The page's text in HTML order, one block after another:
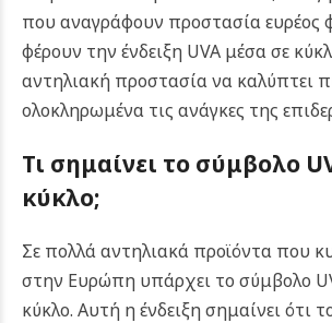
που αναγράφουν προστασία ευρέος
φέρουν την ένδειξη UVA μέσα σε
αντηλιακή προστασία να καλύπτει
ολοκληρωμένα τις ανάγκες της
Τι σημαίνει το σύμβολο
κύκλο;
Σε πολλά αντηλιακά προϊόντα που
στην Ευρώπη υπάρχει το σύμβολο
κύκλο. Αυτή η ένδειξη σημαίνει ότι